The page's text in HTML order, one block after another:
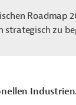
Roadmap
strategisch zu